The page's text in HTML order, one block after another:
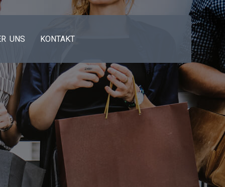
UNS KONTAKT